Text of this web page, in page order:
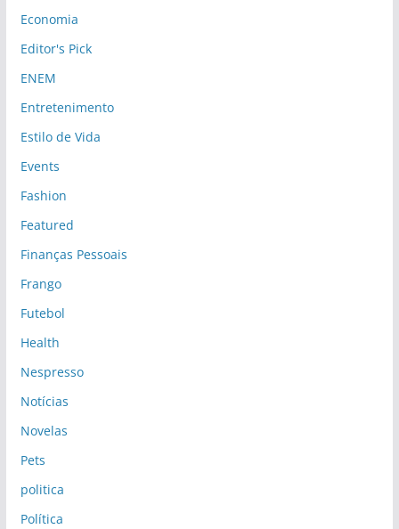
Economia
Editor's Pick
ENEM
Entretenimento
Estilo de Vida
Events
Fashion
Featured
Finanças Pessoais
Frango
Futebol
Health
Nespresso
Notícias
Novelas
Pets
politica
Política